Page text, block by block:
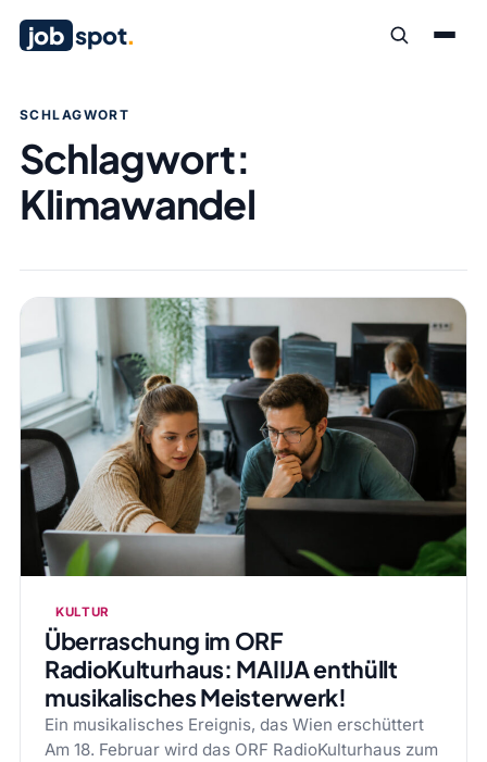
job spot.
SCHLAGWORT
Schlagwort:
Klimawandel
KULTUR
Überraschung im ORF
RadioKulturhaus: MAIIJA enthüllt
musikalisches Meisterwerk!
Ein musikalisches Ereignis, das Wien erschüttert
Am 18. Februar wird das ORF RadioKulturhaus zum